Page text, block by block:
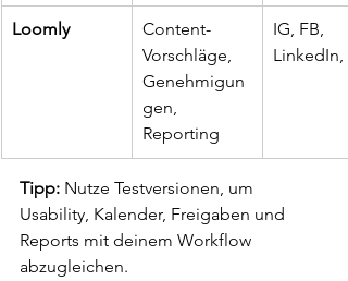
Loomly
Content-
Vorschläge,
Genehmigun
gen,
Reporting
IG, FB,
LinkedIn, X
Tipp: Nutze Testversionen, um
Usability, Kalender, Freigaben und
Reports mit deinem Workflow
abzugleichen.